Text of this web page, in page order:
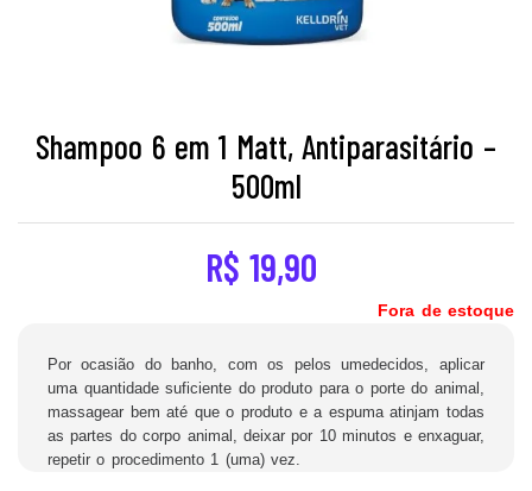
Shampoo 6 em 1 Matt, Antiparasitário –
500ml
R$ 19,90
Fora de estoque
Por ocasião do banho, com os pelos umedecidos, aplicar
uma quantidade suficiente do produto para o porte do animal,
massagear bem até que o produto e a espuma atinjam todas
as partes do corpo animal, deixar por 10 minutos e enxaguar,
repetir o procedimento 1 (uma) vez.